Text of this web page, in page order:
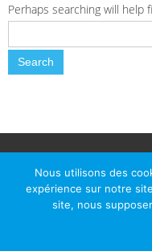
Perhaps searching will help
Mairie du Passage d'Agen,
Le Passage d'Agen
Nous utilisons des
expérience sur notre
site, nous